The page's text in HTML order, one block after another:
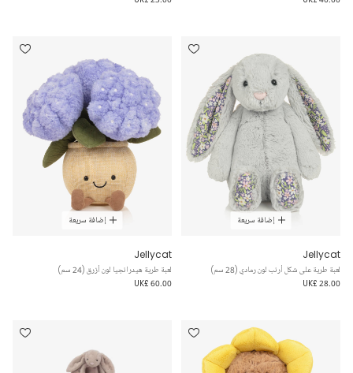
إضافة سريعة
Jellycat
لعبة طرية على شكل أرنب لون رمادي (28 سم)
UK£ 28.00
إضافة سريعة
Jellycat
لعبة طرية هيدرانجيا لون أزرق (24 سم)
UK£ 60.00